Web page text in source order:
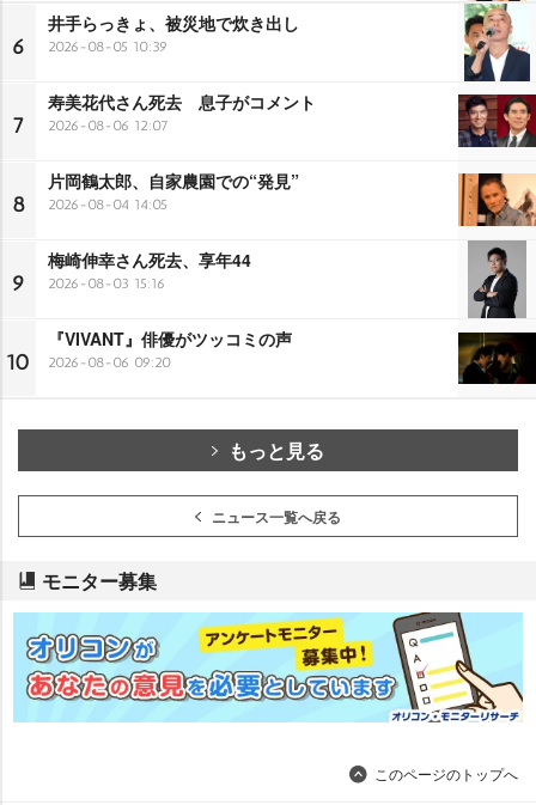
6
井手らっきょ、被災地で炊き出し
2026-08-05 10:39
7
寿美花代さん死去 息子がコメント
2026-08-06 12:07
8
片岡鶴太郎、自家農園での“発見”
2026-08-04 14:05
9
梅崎伸幸さん死去、享年44
2026-08-03 15:16
10
『VIVANT』俳優がツッコミの声
2026-08-06 09:20
もっと見る
ニュース一覧へ戻る
モニター募集
このページのトップへ